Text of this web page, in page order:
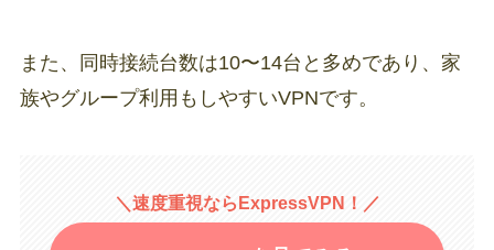
また、同時接続台数は10〜14台と多めであり、家
族やグループ利用もしやすいVPNです。
＼速度重視ならExpressVPN！／